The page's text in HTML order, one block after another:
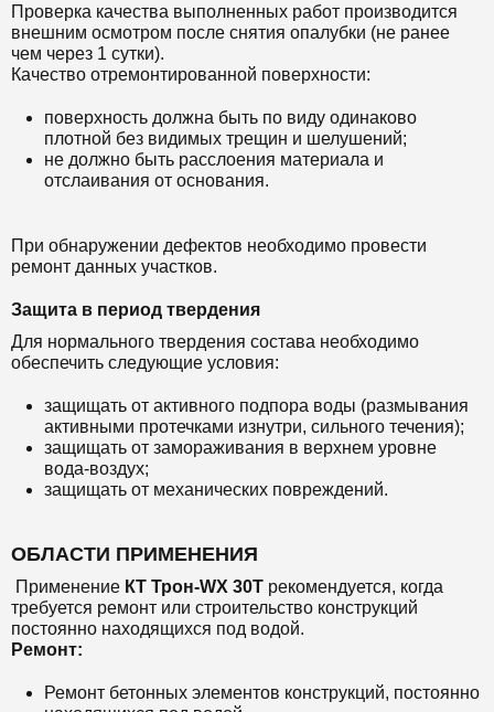
Проверка качества выполненных работ производится
внешним осмотром после снятия опалубки (не ранее
чем через 1 сутки).
Качество отремонтированной поверхности:
поверхность должна быть по виду одинаково
плотной без видимых трещин и шелушений;
не должно быть расслоения материала и
отслаивания от основания.
При обнаружении дефектов необходимо провести
ремонт данных участков.
Защита в период твердения
Для нормального твердения состава необходимо
обеспечить следующие условия:
защищать от активного подпора воды (размывания
активными протечками изнутри, сильного течения);
защищать от замораживания в верхнем уровне
вода-воздух;
защищать от механических повреждений.
ОБЛАСТИ ПРИМЕНЕНИЯ
Применение КТ Трон-WX 30Т рекомендуется, когда
требуется ремонт или строительство конструкций
постоянно находящихся под водой.
Ремонт:
Ремонт бетонных элементов конструкций, постоянно